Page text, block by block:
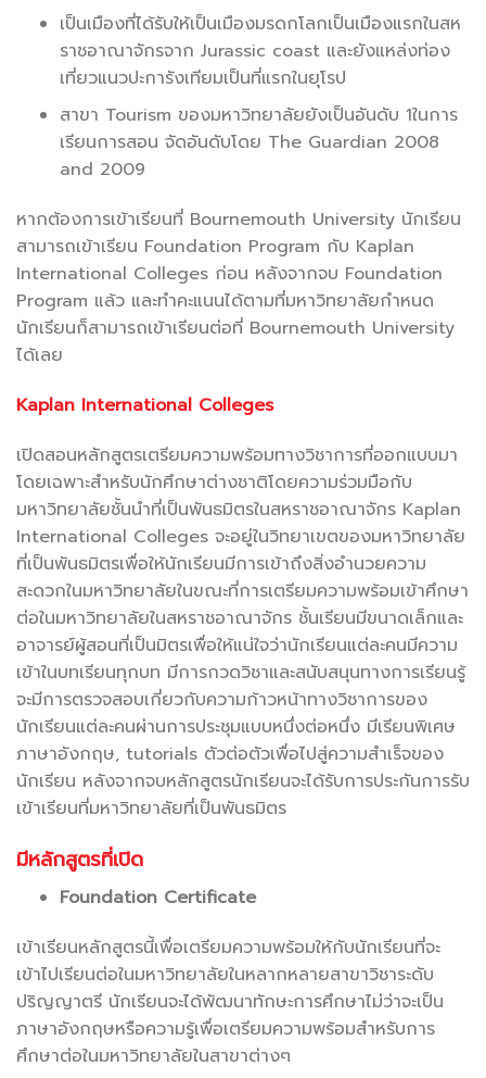
เป็นเมืองที่ได้รับให้เป็นเมืองมรดกโลกเป็นเมืองแรกในสห
ราชอาณาจักรจาก Jurassic coast และยังแหล่งท่อง
เที่ยวแนวปะการังเทียมเป็นที่แรกในยุโรป
สาขา Tourism ของมหาวิทยาลัยยังเป็นอันดับ 1ในการ
เรียนการสอน จัดอันดับโดย The Guardian 2008
and 2009
หากต้องการเข้าเรียนที่ Bournemouth University นักเรียน
สามารถเข้าเรียน Foundation Program กับ Kaplan
International Colleges ก่อน หลังจากจบ Foundation
Program แล้ว และทำคะแนนได้ตามที่มหาวิทยาลัยกำหนด
นักเรียนก็สามารถเข้าเรียนต่อที่ Bournemouth University
ได้เลย
Kaplan International Colleges
เปิดสอนหลักสูตรเตรียมความพร้อมทางวิชาการที่ออกแบบมา
โดยเฉพาะสำหรับนักศึกษาต่างชาติโดยความร่วมมือกับ
มหาวิทยาลัยชั้นนำที่เป็นพันธมิตรในสหราชอาณาจักร Kaplan
International Colleges จะอยู่ในวิทยาเขตของมหาวิทยาลัย
ที่เป็นพันธมิตรเพื่อให้นักเรียนมีการเข้าถึงสิ่งอำนวยความ
สะดวกในมหาวิทยาลัยในขณะที่การเตรียมความพร้อมเข้าศึกษา
ต่อในมหาวิทยาลัยในสหราชอาณาจักร ชั้นเรียนมีขนาดเล็กและ
อาจารย์ผู้สอนที่เป็นมิตรเพื่อให้แน่ใจว่านักเรียนแต่ละคนมีความ
เข้าในบทเรียนทุกบท มีการกวดวิชาและสนับสนุนทางการเรียนรู้
จะมีการตรวจสอบเกี่ยวกับความก้าวหน้าทางวิชาการของ
นักเรียนแต่ละคนผ่านการประชุมแบบหนึ่งต่อหนึ่ง มีเรียนพิเศษ
ภาษาอังกฤษ, tutorials ตัวต่อตัวเพื่อไปสู่ความสำเร็จของ
นักเรียน หลังจากจบหลักสูตรนักเรียนจะได้รับการประกันการรับ
เข้าเรียนที่มหาวิทยาลัยที่เป็นพันธมิตร
มีหลักสูตรที่เปิด
Foundation Certificate
เข้าเรียนหลักสูตรนี้เพื่อเตรียมความพร้อมให้กับนักเรียนที่จะ
เข้าไปเรียนต่อในมหาวิทยาลัยในหลากหลายสาขาวิชาระดับ
ปริญญาตรี นักเรียนจะได้พัฒนาทักษะการศึกษาไม่ว่าจะเป็น
ภาษาอังกฤษหรือความรู้เพื่อเตรียมความพร้อมสำหรับการ
ศึกษาต่อในมหาวิทยาลัยในสาขาต่างๆ